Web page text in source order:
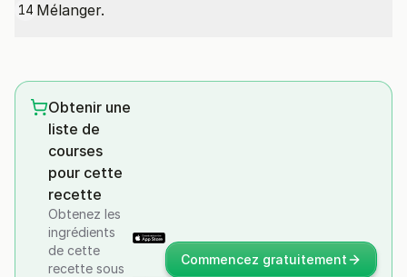
14 Mélanger.
Obtenir une
liste de
courses
pour cette
recette
Obtenez les
ingrédients
de cette
recette sous
Commencez gratuitement